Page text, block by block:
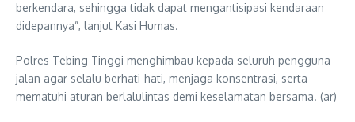
berkendara, sehingga tidak dapat mengantisipasi kendaraan
didepannya”, lanjut Kasi Humas.
Polres Tebing Tinggi menghimbau kepada seluruh pengguna
jalan agar selalu berhati-hati, menjaga konsentrasi, serta
mematuhi aturan berlalulintas demi keselamatan bersama. (ar)